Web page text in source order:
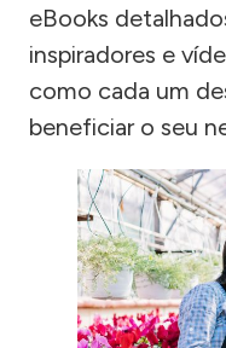
eBooks
inspiradores e
como cada um
beneficiar o seu